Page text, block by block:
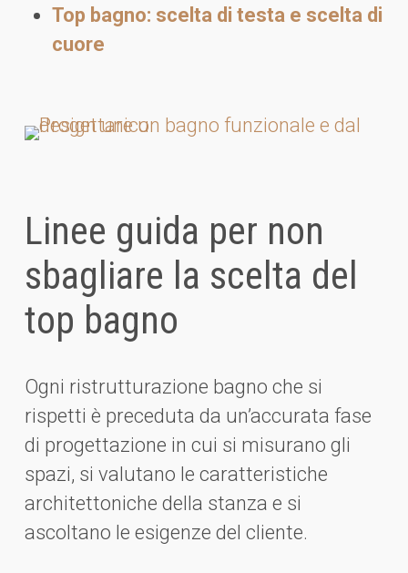
Top bagno: scelta di testa e scelta di
cuore
Linee guida per non
sbagliare la scelta del
top bagno
Ogni ristrutturazione bagno che si
rispetti è preceduta da un’accurata fase
di progettazione in cui si misurano gli
spazi, si valutano le caratteristiche
architettoniche della stanza e si
ascoltano le esigenze del cliente.